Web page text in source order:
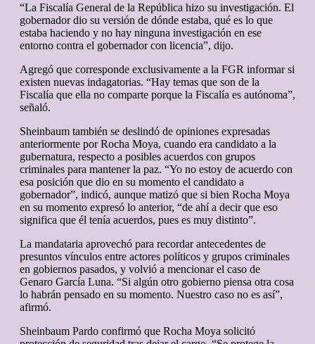
“La Fiscalía General de la República hizo su investigación. El
gobernador dio su versión de dónde estaba, qué es lo que
estaba haciendo y no hay ninguna investigación en ese
entorno contra el gobernador con licencia”, dijo.
Agregó que corresponde exclusivamente a la FGR informar si
existen nuevas indagatorias. “Hay temas que son de la
Fiscalía que ella no comparte porque la Fiscalía es autónoma”,
señaló.
Sheinbaum también se deslindó de opiniones expresadas
anteriormente por Rocha Moya, cuando era candidato a la
gubernatura, respecto a posibles acuerdos con grupos
criminales para mantener la paz. “Yo no estoy de acuerdo con
esa posición que dio en su momento el candidato a
gobernador”, indicó, aunque matizó que si bien Rocha Moya
en su momento expresó lo anterior, “de ahí a decir que eso
significa que él tenía acuerdos, pues es muy distinto”.
La mandataria aprovechó para recordar antecedentes de
presuntos vínculos entre actores políticos y grupos criminales
en gobiernos pasados, y volvió a mencionar el caso de
Genaro García Luna. “Si algún otro gobierno piensa otra cosa
lo habrán pensado en su momento. Nuestro caso no es así”,
afirmó.
Sheinbaum Pardo confirmó que Rocha Moya solicitó